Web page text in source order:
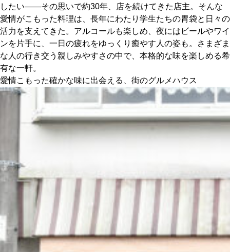
したい——その思いで約30年、店を続けてきた店主。そんな
愛情がこもった料理は、長年にわたり学生たちの胃袋と日々の
活力を支えてきた。アルコールも楽しめ、夜にはビールやワイ
ンを片手に、一日の疲れをゆっくり癒やす人の姿も。さまざま
な人の行き交う親しみやすさの中で、本格的な味を楽しめる希
有な一軒。
愛情こもった確かな味に出会える、街のグルメハウス